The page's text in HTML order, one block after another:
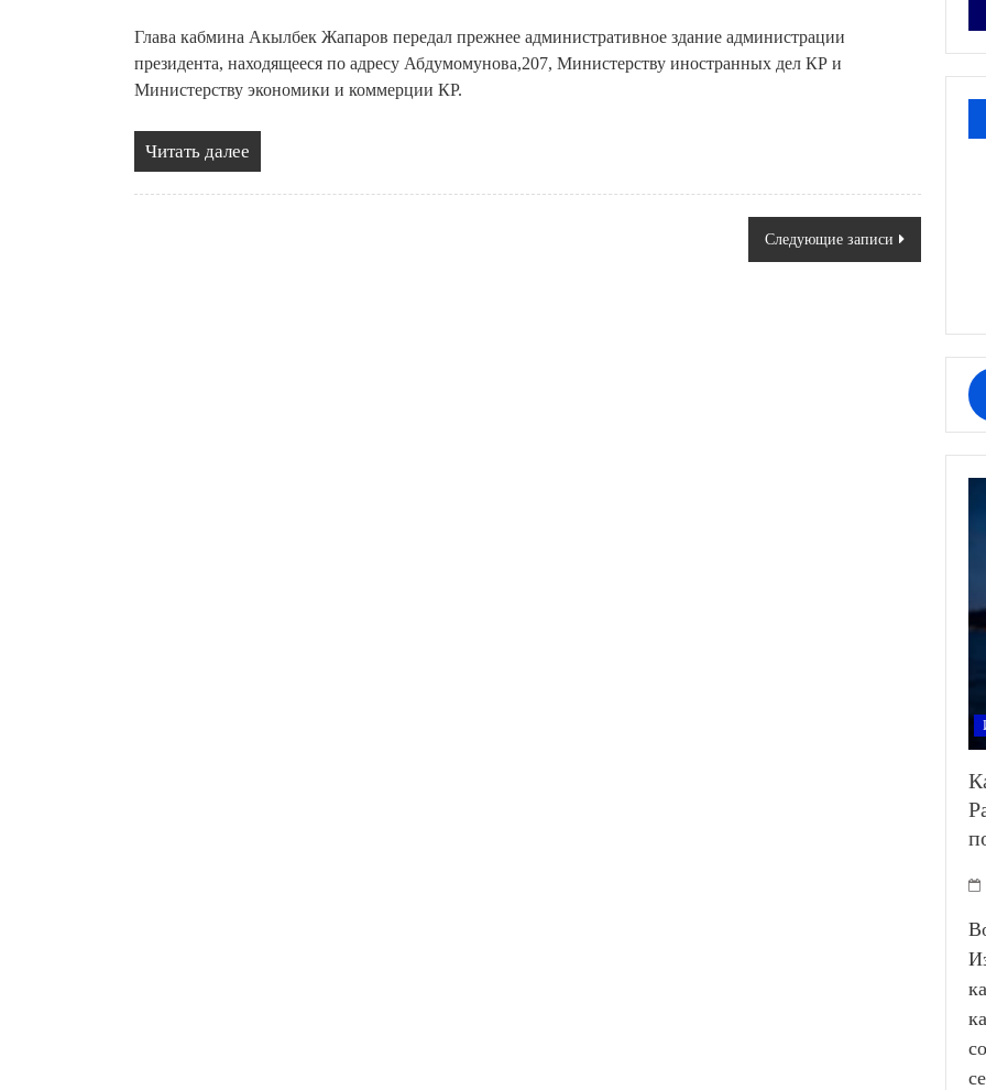
Глава кабмина Акылбек Жапаров передал прежнее административное здание администрации
президента, находящееся по адресу Абдумомунова,207, Министерству иностранных дел КР и
Министерству экономики и коммерции КР.
Читать далее
Следующие записи